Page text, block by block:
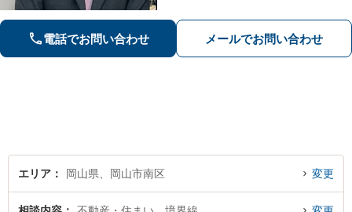
にご相談ください【WEB面談｜夜間面
談可】
電話でお問い合わせ メールでお問い合わせ
エリア 岡山県、岡山市南区 変更